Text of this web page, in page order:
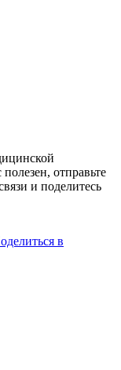
отправьте
и поделитесь
в